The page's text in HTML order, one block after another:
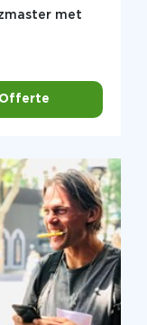
met
Offerte